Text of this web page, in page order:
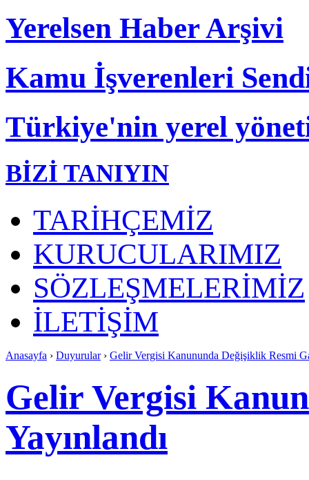
Yerelsen Haber Arşivi
Kamu İşverenleri
Türkiye'nin yerel
BİZİ TANIYIN
TARİHÇEMİZ
KURUCULARIMIZ
SÖZLEŞMELERİMİZ
İLETİŞİM
Anasayfa › Duyurular› Gelir Vergisi Kanununda Değişiklik Resmi
Gelir Vergisi
Yayınlandı